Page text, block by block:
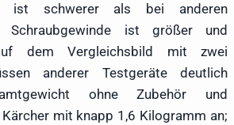
ist schwerer als bei anderen
Schraubgewinde ist größer und
dem Vergleichsbild mit zwei
anderer Testgeräte deutlich
ohne Zubehör und
mit knapp 1,6 Kilogramm an;